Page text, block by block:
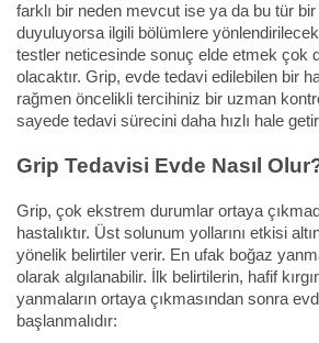
farklı bir neden mevcut ise ya da bu tür
duyuluyorsa ilgili bölümlere
testler neticesinde sonuç elde etmek çok
olacaktır. Grip, evde tedavi edilebilen bir
rağmen öncelikli tercihiniz bir uzman
sayede tedavi sürecini daha hızlı hale
Grip Tedavisi Evde Nasıl
Grip, çok ekstrem durumlar ortaya
hastalıktır. Üst solunum yollarını etkisi
yönelik belirtiler verir. En ufak boğaz
olarak algılanabilir. İlk belirtilerin, hafif
yanmaların ortaya çıkmasından sonra
başlanmalıdır: